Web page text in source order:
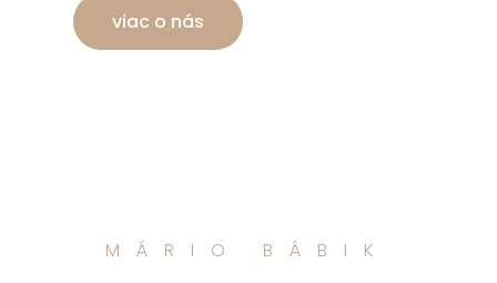
viac o nás
MÁRIO BÁBIK